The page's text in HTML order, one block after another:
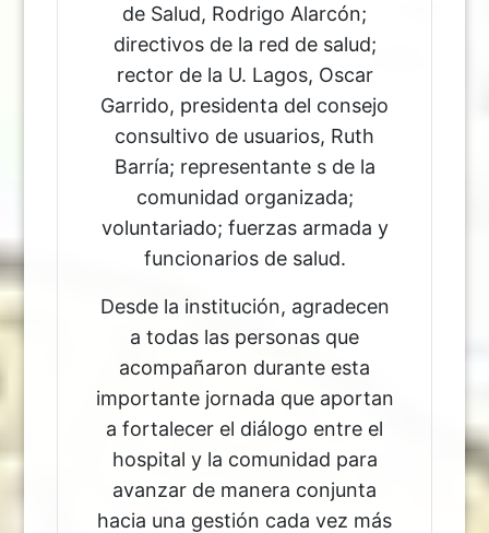
de Salud, Rodrigo Alarcón;
directivos de la red de salud;
rector de la U. Lagos, Oscar
Garrido, presidenta del consejo
consultivo de usuarios, Ruth
Barría; representante s de la
comunidad organizada;
voluntariado; fuerzas armada y
funcionarios de salud.
Desde la institución, agradecen
a todas las personas que
acompañaron durante esta
importante jornada que aportan
a fortalecer el diálogo entre el
hospital y la comunidad para
avanzar de manera conjunta
hacia una gestión cada vez más